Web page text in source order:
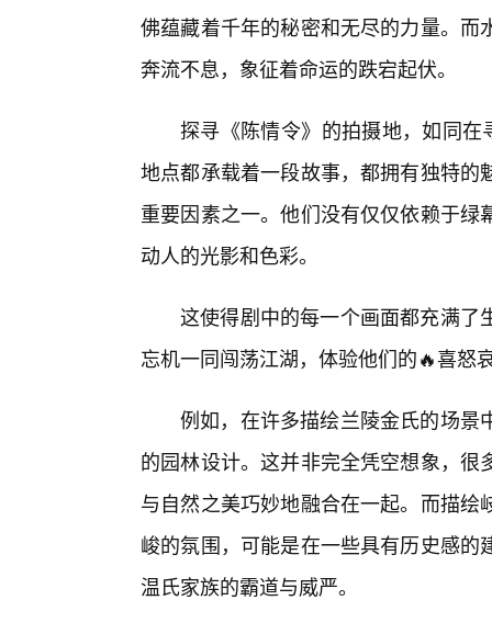
佛蕴藏着千年的秘密和无尽的力量。
奔流不息，象征着命运的跌宕起伏。
探寻《陈情令》的拍摄地，如同在
地点都承载着一段故事，都拥有独特
重要因素之一。他们没有仅仅依赖于
动人的光影和色彩。
这使得剧中的每一个画面都充满了
忘机一同闯荡江湖，体验他们的🔥喜怒
例如，在许多描绘兰陵金氏的场景
的园林设计。这并非完全凭空想象，
与自然之美巧妙地融合在一起。而描
峻的氛围，可能是在一些具有历史感
温氏家族的霸道与威严。